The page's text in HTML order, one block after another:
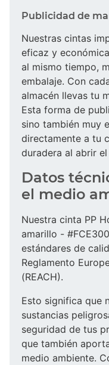
Publicidad de
Nuestras cintas
eficaz y
al mismo tiempo,
embalaje. Con
almacén llevas tu
Esta forma de
sino también muy
directamente a tu
duradera al abrir
Datos
el medio
Nuestra cinta PP
amarillo -
estándares de
Reglamento
(REACH).
Esto significa que
sustancias
seguridad de tus
que también
medio ambiente.